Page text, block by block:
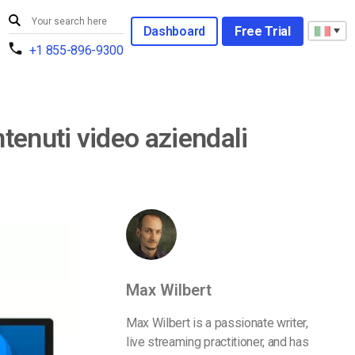
+1 855-896-9300
Dashboard Free Trial
video aziendali
Max Wilbert
Max Wilbert is a passionate writer,
live streaming practitioner, and has